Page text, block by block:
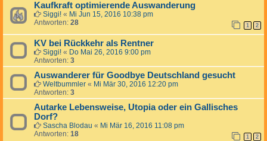
Kaufkraft optimierende Auswanderung
Siggi! « Mi Jun 15, 2016 10:38 pm
Antworten: 28 1 2
KV bei Rückkehr als Rentner
Siggi! « Do Mai 26, 2016 9:00 pm
Antworten: 3
Auswanderer für Goodbye Deutschland gesucht
Weltbummler « Mi Mär 30, 2016 12:20 pm
Antworten: 3
Autarke Lebensweise, Utopia oder ein Gallisches
Dorf?
Sascha Blodau « Mi Mär 16, 2016 11:08 pm
Antworten: 18 1 2